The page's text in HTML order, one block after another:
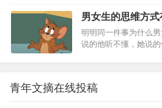
恶化，让沟通无法进行下去。在进行沟通
识到错误并做有针对
于承担责任 有效的道
俩，更不是要去骗取
感，勇于自责，勇于
男女生的思维方
明明同一件事为什么
说的他听不懂，她说
考方式？男女生的思维
理男性思维是“解决问
青年文摘在线投稿